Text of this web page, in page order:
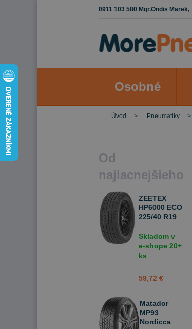
0911 103 580 Mgr.Ondis Marek,
Osobné
Úvod Pneumatiky
Od
najlacnejšieho
ZEETEX
HP6000 ECO
225/40 R19
Skladom v
e-shope 20+
ks
59,72 €
Matador
MP93
Nordicca